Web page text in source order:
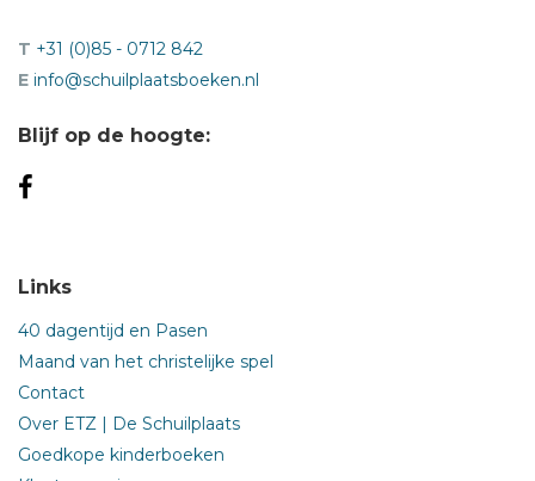
T +31 (0)85 - 0712 842
E info@schuilplaatsboeken.nl
Blijf op de hoogte:
Links
40 dagentijd en Pasen
Maand van het christelijke spel
Contact
Over ETZ | De Schuilplaats
Goedkope kinderboeken